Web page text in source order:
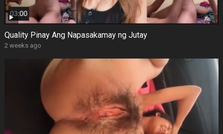
Quality Pinay Ang Napasakamay ng Jutay
2 weeks ago